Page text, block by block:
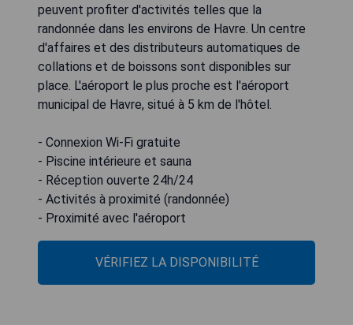
peuvent profiter d'activités telles que la
randonnée dans les environs de Havre. Un centre
d'affaires et des distributeurs automatiques de
collations et de boissons sont disponibles sur
place. L'aéroport le plus proche est l'aéroport
municipal de Havre, situé à 5 km de l'hôtel.
- Connexion Wi-Fi gratuite
- Piscine intérieure et sauna
- Réception ouverte 24h/24
- Activités à proximité (randonnée)
- Proximité avec l'aéroport
VÉRIFIEZ LA DISPONIBILITÉ